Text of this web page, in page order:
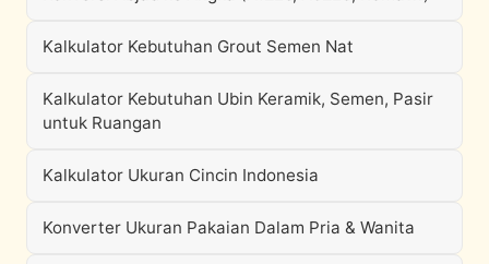
Kalkulator Kebutuhan Grout Semen Nat
Kalkulator Kebutuhan Ubin Keramik, Semen, Pasir
untuk Ruangan
Kalkulator Ukuran Cincin Indonesia
Konverter Ukuran Pakaian Dalam Pria & Wanita